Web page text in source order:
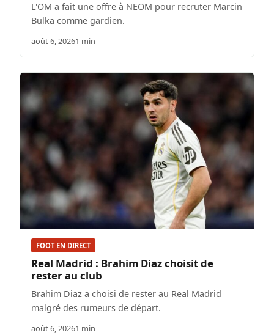
L'OM a fait une offre à NEOM pour recruter Marcin
Bulka comme gardien.
août 6, 20261 min
FOOT EN DIRECT
Real Madrid : Brahim Diaz choisit de
rester au club
Brahim Diaz a choisi de rester au Real Madrid
malgré des rumeurs de départ.
août 6, 20261 min